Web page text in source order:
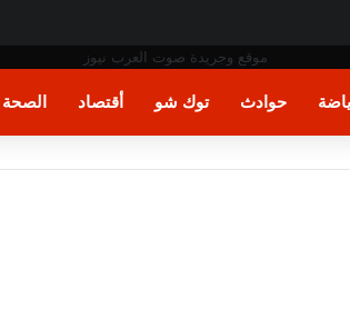
حلوان بالقاهرة
حوادث توك شو أقتصاد الصحة